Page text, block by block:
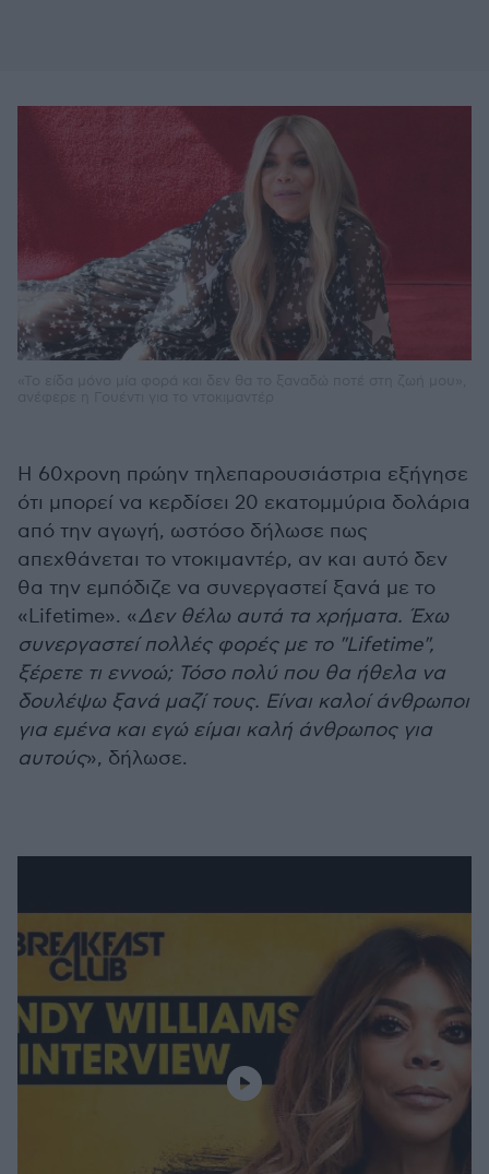
Η 60χρονη πρώην τηλεπαρουσιάστρια εξήγησε
ότι μπορεί να κερδίσει 20 εκατομμύρια δολάρια
από την αγωγή, ωστόσο δήλωσε πως
απεχθάνεται το ντοκιμαντέρ, αν και αυτό δεν
θα την εμπόδιζε να συνεργαστεί ξανά με το
«Lifetime». «Δεν θέλω αυτά τα χρήματα. Έχω
συνεργαστεί πολλές φορές με το "Lifetime",
ξέρετε τι εννοώ; Τόσο πολύ που θα ήθελα να
δουλέψω ξανά μαζί τους. Είναι καλοί άνθρωποι
για εμένα και εγώ είμαι καλή άνθρωπος για
αυτούς», δήλωσε.